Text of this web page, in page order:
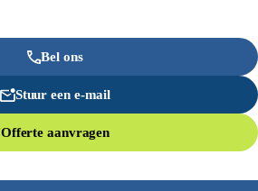
Bel ons
Stuur een e-mail
Offerte aanvragen